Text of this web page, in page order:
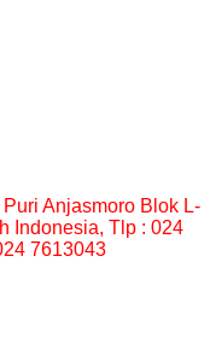
Puri Anjasmoro Blok L-
Indonesia, Tlp : 024
7613043